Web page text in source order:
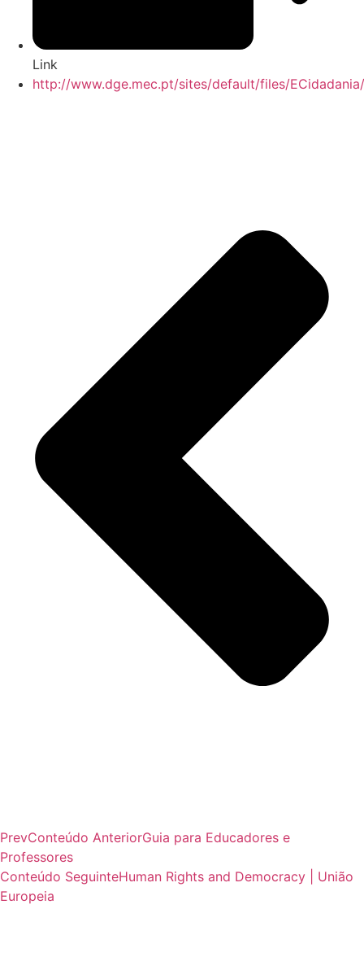
Link
http://www.dge.mec.pt/sites/default/files/
PrevConteúdo AnteriorGuia para Educadores e
Professores
Conteúdo SeguinteHuman Rights and Democracy | União
Europeia